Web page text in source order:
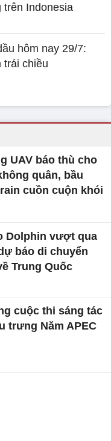
trên Indonesia
hôm nay 29/7:
trái chiều
UAV báo thù cho
quân, bầu
cuồn cuộn khói
Dolphin vượt qua
báo di chuyển
Trung Quốc
cuộc thi sáng tác
trưng Năm APEC